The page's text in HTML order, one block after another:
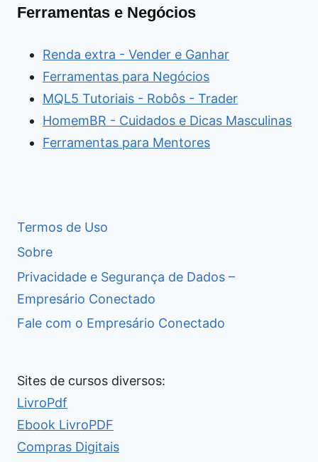
Ferramentas e Negócios
Renda extra - Vender e Ganhar
Ferramentas para Negócios
MQL5 Tutoriais - Robôs - Trader
HomemBR - Cuidados e Dicas Masculinas
Ferramentas para Mentores
Termos de Uso
Sobre
Privacidade e Segurança de Dados –
Empresário Conectado
Fale com o Empresário Conectado
Sites de cursos diversos:
LivroPdf
Ebook LivroPDF
Compras Digitais